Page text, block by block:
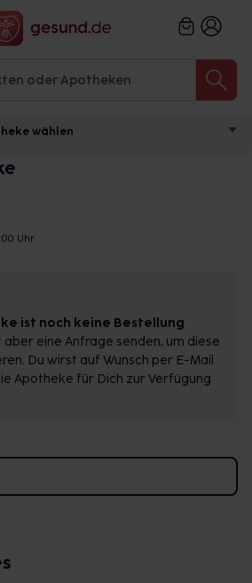
wählen
Uhr
ist noch keine Bestellung
aber eine Anfrage senden, um diese
Du wirst auf Wunsch per E-Mail
Apotheke für Dich zur Verfügung